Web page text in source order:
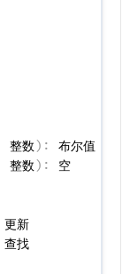
整数 ) :
布尔值
整数 ) :
更新
查找